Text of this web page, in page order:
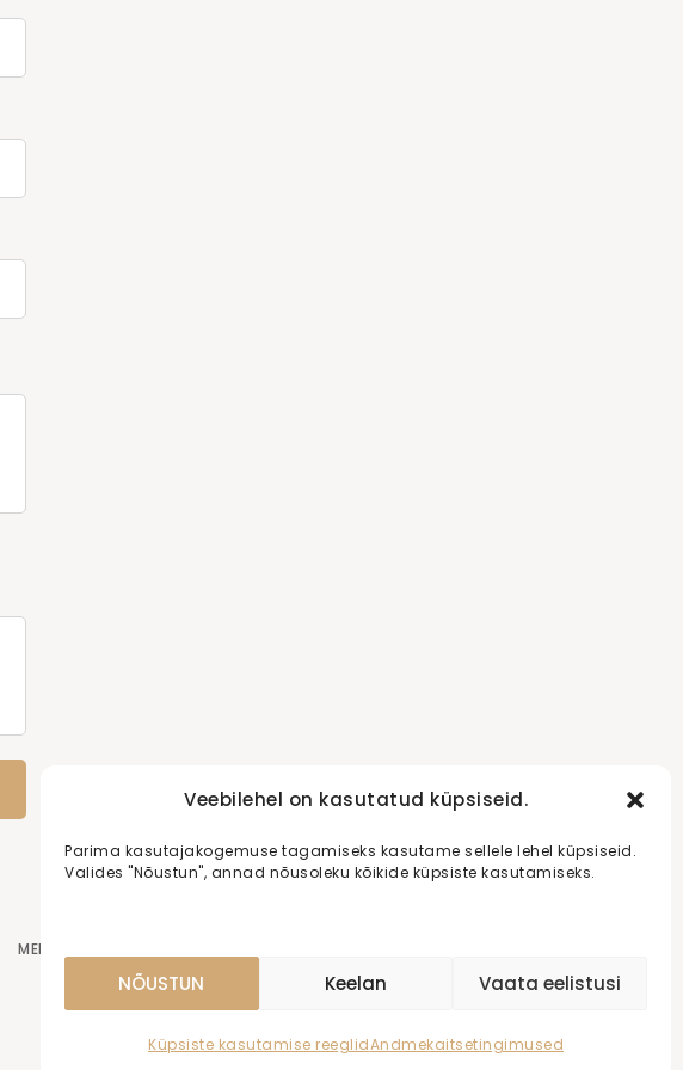
Veebilehel on kasutatud küpsiseid.
Parima kasutajakogemuse tagamiseks kasutame sellele lehel küpsiseid.
Valides "Nõustun", annad nõusoleku kõikide küpsiste kasutamiseks.
NÕUSTUN Keelan Vaata eelistusi
Küpsiste kasutamise reeglidAndmekaitsetingimused
MEEDIA